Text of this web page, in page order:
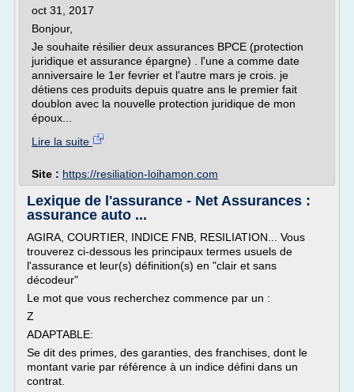
oct 31, 2017
Bonjour,
Je souhaite résilier deux assurances BPCE (protection
juridique et assurance épargne) . l'une a comme date
anniversaire le 1er fevrier et l'autre mars je crois. je
détiens ces produits depuis quatre ans le premier fait
doublon avec la nouvelle protection juridique de mon
époux...
Lire la suite
Site : https://resiliation-loihamon.com
Lexique de l'assurance - Net Assurances :
assurance auto ...
AGIRA, COURTIER, INDICE FNB, RESILIATION... Vous
trouverez ci-dessous les principaux termes usuels de
l'assurance et leur(s) définition(s) en "clair et sans
décodeur"
Le mot que vous recherchez commence par un :
Z
ADAPTABLE:
Se dit des primes, des garanties, des franchises, dont le
montant varie par référence à un indice défini dans un
contrat.